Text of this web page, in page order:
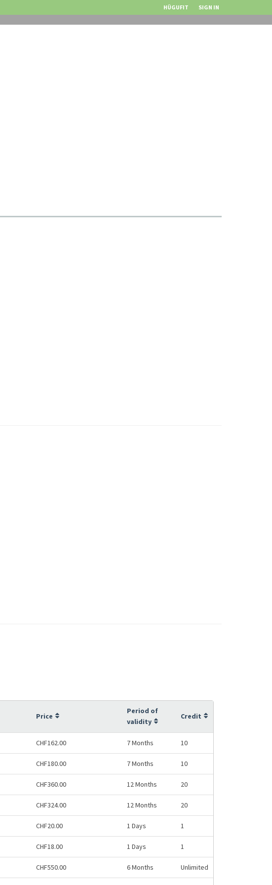
HÜGUFIT SIGN IN
Price
Period of
validity
Credit
CHF162.00 7 Months 10
CHF180.00 7 Months 10
CHF360.00 12 Months 20
CHF324.00 12 Months 20
CHF20.00 1 Days 1
CHF18.00 1 Days 1
CHF550.00 6 Months Unlimited